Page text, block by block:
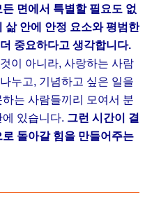
면에서 특별할 필요도 없
삶 안에 안정 요소와 평범한
중요하다고 생각합니다.
이 아니라, 사랑하는 사람
누고, 기념하고 싶은 일을
는 사람들끼리 모여서 분
있습니다. 그런 시간이 결
돌아갈 힘을 만들어주는